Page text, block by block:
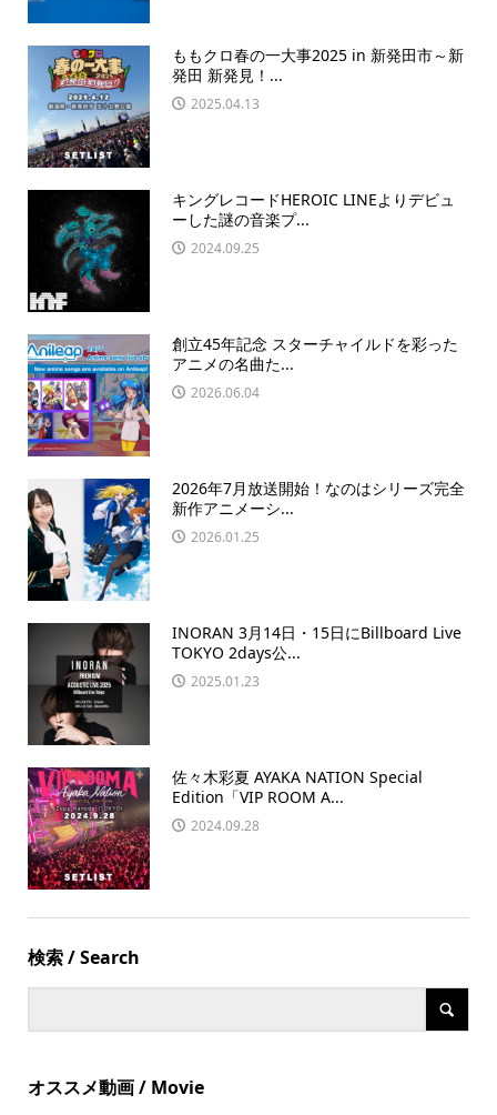
ももクロ春の一大事2025 in 新発田市～新
発田 新発見！...
2025.04.13
キングレコードHEROIC LINEよりデビュ
ーした謎の音楽プ...
2024.09.25
創立45年記念 スターチャイルドを彩った
アニメの名曲た...
2026.06.04
2026年7月放送開始！なのはシリーズ完全
新作アニメーシ...
2026.01.25
INORAN 3月14日・15日にBillboard Live
TOKYO 2days公...
2025.01.23
佐々木彩夏 AYAKA NATION Special
Edition「VIP ROOM A...
2024.09.28
検索 / Search
オススメ動画 / Movie